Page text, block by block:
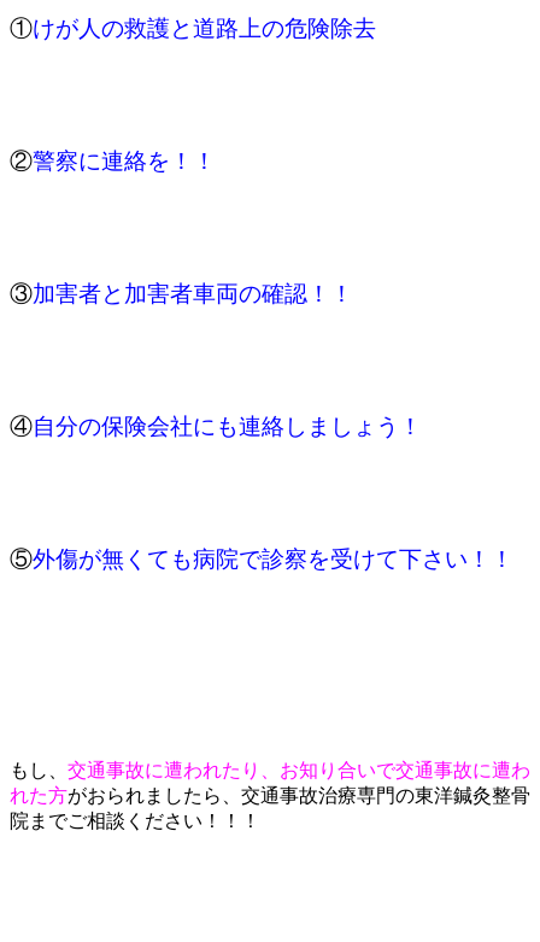
①けが人の救護と道路上の危険除去
②警察に連絡を！！
③加害者と加害者車両の確認！！
④自分の保険会社にも連絡しましょう！
⑤外傷が無くても病院で診察を受けて下さい！！
もし、 交通事故に遭われたり、お知り合いで交通事故に遭わ
れた方がおられましたら、交通事故治療専門の東洋鍼灸整骨
院までご相談ください！！！